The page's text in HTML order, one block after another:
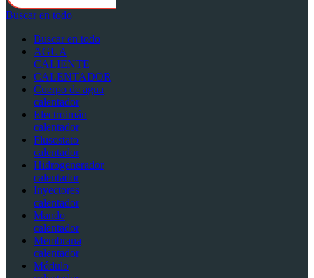
Buscar en todo
Buscar en todo
AGUA
CALIENTE
CALENTADOR
Cuerpo de agua
calentador
Electroimán
calentador
Flusostato
calentador
Hidrogenerador
calentador
Inyectores
calentador
Mando
calentador
Membrana
calentador
Módulo